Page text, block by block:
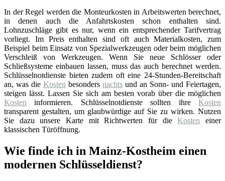
In der Regel werden die Monteurkosten in Arbeitswerten berechnet,
in denen auch die Anfahrtskosten schon enthalten sind.
Lohnzuschläge gibt es nur, wenn ein entsprechender Tarifvertrag
vorliegt. Im Preis enthalten sind oft auch Materialkosten, zum
Beispiel beim Einsatz von Spezialwerkzeugen oder beim möglichen
Verschleiß von Werkzeugen. Wenn Sie neue Schlösser oder
Schließsysteme einbauen lassen, muss das auch berechnet werden.
Schlüsselnotdienste bieten zudem oft eine 24-Stunden-Bereitschaft
an, was die Kosten besonders nachts und an Sonn- und Feiertagen,
steigen lässt. Lassen Sie sich am besten vorab über die möglichen
Kosten informieren. Schlüsselnotdienste sollten ihre Kosten
transparent gestalten, um glaubwürdige auf Sie zu wirken. Nutzen
Sie dazu unsere Karte mit Richtwerten für dieKosten einer
klassischen Türöffnung.
Wie finde ich in Mainz-Kostheim einen
modernen Schlüsseldienst?